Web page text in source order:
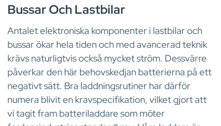
Bussar Och Lastbilar
Antalet elektroniska komponenter i lastbilar och
bussar ökar hela tiden och med avancerad teknik
krävs naturligtvis också mycket ström. Dessvärre
påverkar den här behovskedjan batterierna på ett
negativt sätt. Bra laddningsrutiner har därför
numera blivit en kravspecifikation, vilket gjort att
vi tagit fram batteriladdare som möter